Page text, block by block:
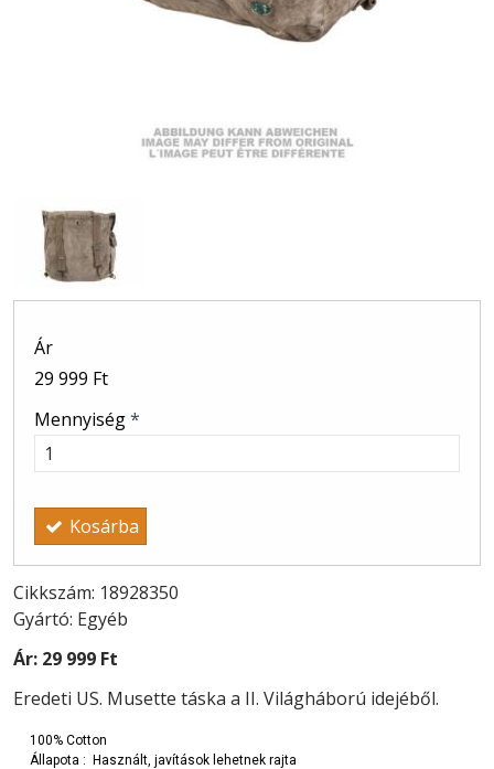
Ár
29 999 Ft
Mennyiség*
Kosárba
Cikkszám: 18928350
Gyártó: Egyéb
Ár: 29 999 Ft
Eredeti US. Musette táska a II. Világháború idejéből.
100% Cotton
Állapota : Használt, javítások lehetnek rajta